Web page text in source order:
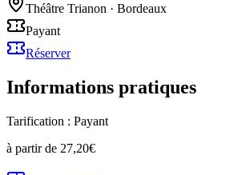
Théâtre Trianon · Bordeaux
Payant
Réserver
Informations pratiques
Tarification : Payant
à partir de 27,20€